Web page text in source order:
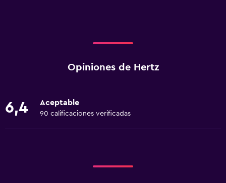
Opiniones de Hertz
6,4 Aceptable
90 calificaciones verificadas